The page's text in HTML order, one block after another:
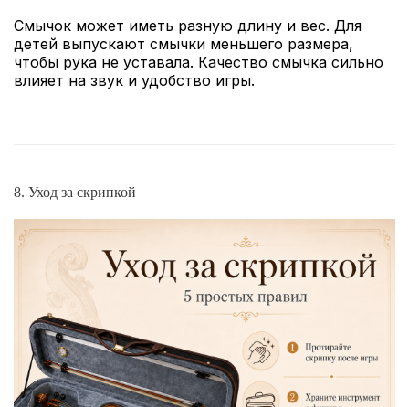
Смычок может иметь разную длину и вес. Для
детей выпускают смычки меньшего размера,
чтобы рука не уставала. Качество смычка сильно
влияет на звук и удобство игры.
8. Уход за скрипкой